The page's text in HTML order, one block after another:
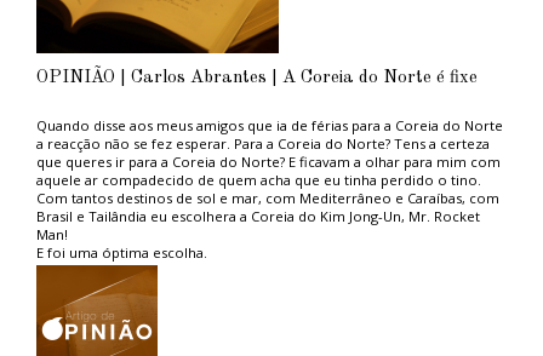
OPINIÃO | Carlos Abrantes | A Coreia do Norte é fixe
Quando disse aos meus amigos que ia de férias para a Coreia do Norte
a reacção não se fez esperar. Para a Coreia do Norte? Tens a certeza
que queres ir para a Coreia do Norte? E ficavam a olhar para mim com
aquele ar compadecido de quem acha que eu tinha perdido o tino.
Com tantos destinos de sol e mar, com Mediterrâneo e Caraíbas, com
Brasil e Tailândia eu escolhera a Coreia do Kim Jong-Un, Mr. Rocket
Man!
E foi uma óptima escolha.
Aconselho aos ambientalistas do PAN, tão na moda, e aos amantes das
grandes causas politicamente correctas, uma estadia naquele paraíso
ambiental. Não sofrerão com os engarrafamentos das grandes
metrópoles capitalistas porque em Pyongyang, a capital, praticamente
não circulam automóveis, nem camiões, nem autocarros. Emissões de